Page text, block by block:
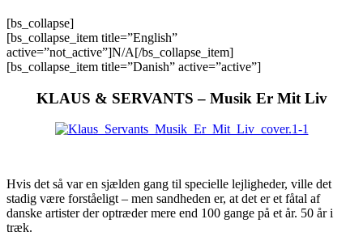
[bs_collapse]
[bs_collapse_item title=”English”
active=”not_active”]N/A[/bs_collapse_item]
[bs_collapse_item title=”Danish” active=”active”]
KLAUS & SERVANTS – Musik Er Mit Liv
Hvis det så var en sjælden gang til specielle lejligheder, ville det
stadig være forståeligt – men sandheden er, at det er et fåtal af
danske artister der optræder mere end 100 gange på et år. 50 år i
træk.